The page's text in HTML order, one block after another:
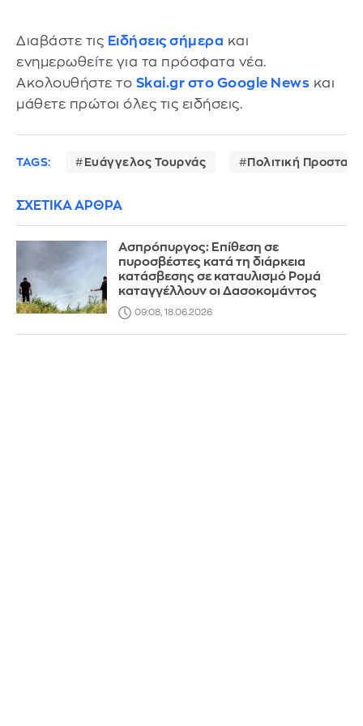
Διαβάστε τις Ειδήσεις σήμερα και
ενημερωθείτε για τα πρόσφατα νέα.
Ακολουθήστε το Skai.gr στο Google News και
μάθετε πρώτοι όλες τις ειδήσεις.
TAGS: Ευάγγελος Τουρνάς Πολιτική
ΣΧΕΤΙΚΑ ΑΡΘΡΑ
Ασπρόπυργος: Επίθεση σε
πυροσβέστες κατά τη διάρκεια
κατάσβεσης σε καταυλισμό Ρομά
καταγγέλλουν οι Δασοκομάντος
09:08, 18.06.2026